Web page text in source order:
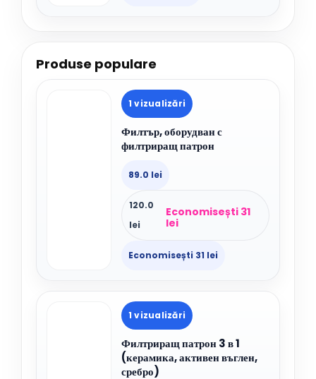
Produse populare
1 vizualizări
Филтър, оборудван с
филтриращ патрон
89.0 lei
120.0
lei
Economisești 31
lei
Economisești 31 lei
1 vizualizări
Филтриращ патрон 3 в 1
(керамика, активен въглен,
сребро)